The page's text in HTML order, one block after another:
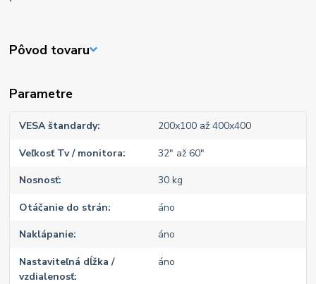
Pôvod tovaru
Parametre
VESA štandardy 200x100 až 400x400
Veľkosť Tv / monitora 32" až 60"
Nosnosť 30 kg
Otáčanie do strán áno
Naklápanie áno
Nastaviteľná dĺžka /
vzdialenosť
áno